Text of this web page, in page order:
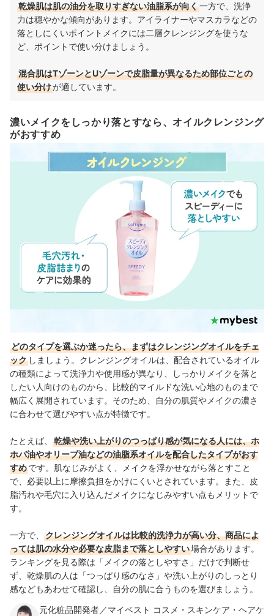
乾燥肌は肌の油分を取りすぎない油脂系が向く一方で、洗浄
力は穏やかな傾向があります。アイライナーやマスカラなどの
落としにくいポイントメイクには二層クレンジングを使うな
ど、ポイントで使い分けましょう。
混合肌はTゾーンとUゾーンで皮脂量が異なるため部位ごとの
使い分けが適しています。
濃いメイクをしっかり落とすなら、オイルクレンジング
がおすすめ
どのタイプを選ぶか迷ったら、まずはクレンジングオイルをチェ
ック しましょう。クレンジングオイルは、配合されているオイル
の種類によって洗浄力や使用感が異なり、しっかりメイクを落と
したい人向けのものから、比較的マイルドな洗い心地のものまで
幅広く展開されています。そのため、自分の肌質やメイクの濃さ
に合わせて選びやすい点が特徴です。
たとえば、
乾燥や洗い上がりのつっぱり感が気になる人には、ホ
ホバ油やオリーブ油などの油脂系オイルを配合したタイプがおす
すめです。肌なじみがよく、メイクを浮かせながら落とすこと
で、必要以上に摩擦負担をかけにくいとされています。また、皮
脂汚れや毛穴に入り込んだメイクになじみやすい点もメリットで
す。
一方で、
クレンジングオイルは比較的洗浄力が高い分、商品によ
っては肌の水分や必要な皮脂まで落としやすい場合があります。
ランキングを見る際は「メイクの落としやすさ」だけで判断せ
ず、乾燥肌の人は「つっぱり感のなさ」や洗い上がりのしっとり
感などもあわせて確認し、自分の肌に合うものを選びましょう。
元化粧品開発者／マイベスト コスメ・スキンケア・ヘアケ